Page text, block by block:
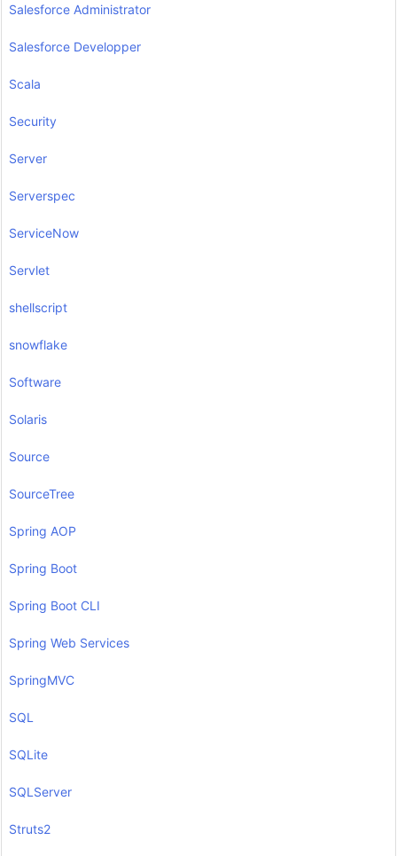
Salesforce Administrator
Salesforce Developper
Scala
Security
Server
Serverspec
ServiceNow
Servlet
shellscript
snowflake
Software
Solaris
Source
SourceTree
Spring AOP
Spring Boot
Spring Boot CLI
Spring Web Services
SpringMVC
SQL
SQLite
SQLServer
Struts2